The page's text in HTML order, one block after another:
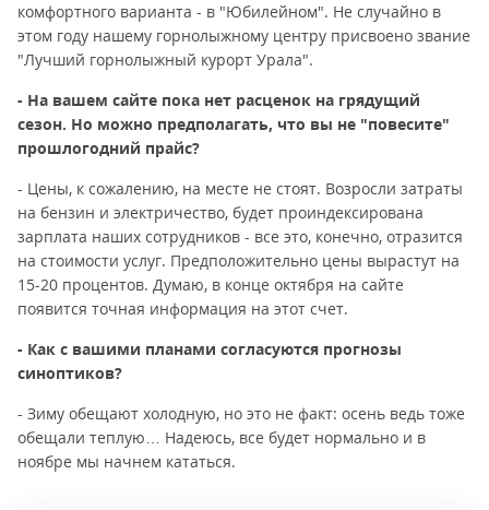
комфортного варианта - в "Юбилейном". Не случайно в
этом году нашему горнолыжному центру присвоено звание
"Лучший горнолыжный курорт Урала".
- На вашем сайте пока нет расценок на грядущий
сезон. Но можно предполагать, что вы не "повесите"
прошлогодний прайс?
- Цены, к сожалению, на месте не стоят. Возросли затраты
на бензин и электричество, будет проиндексирована
зарплата наших сотрудников - все это, конечно, отразится
на стоимости услуг. Предположительно цены вырастут на
15-20 процентов. Думаю, в конце октября на сайте
появится точная информация на этот счет.
- Как с вашими планами согласуются прогнозы
синоптиков?
- Зиму обещают холодную, но это не факт: осень ведь тоже
обещали теплую… Надеюсь, все будет нормально и в
ноябре мы начнем кататься.